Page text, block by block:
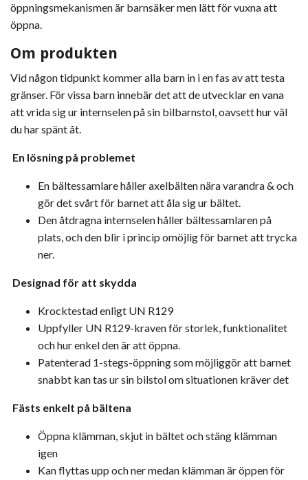
öppningsmekanismen är barnsäker men lätt för vuxna att
öppna.
Om produkten
Vid någon tidpunkt kommer alla barn in i en fas av att testa
gränser. För vissa barn innebär det att de utvecklar en vana
att vrida sig ur internselen på sin bilbarnstol, oavsett hur väl
du har spänt åt.
En lösning på problemet
En bältessamlare håller axelbälten nära varandra & och
gör det svårt för barnet att åla sig ur bältet.
Den åtdragna internselen håller bältessamlaren på
plats, och den blir i princip omöjlig för barnet att trycka
ner.
Designad för att skydda
Krocktestad enligt UN R129
Uppfyller UN R129-kraven för storlek, funktionalitet
och hur enkel den är att öppna.
Patenterad 1-stegs-öppning som möjliggör att barnet
snabbt kan tas ur sin bilstol om situationen kräver det
Fästs enkelt på bältena
Öppna klämman, skjut in bältet och stäng klämman
igen
Kan flyttas upp och ner medan klämman är öppen för